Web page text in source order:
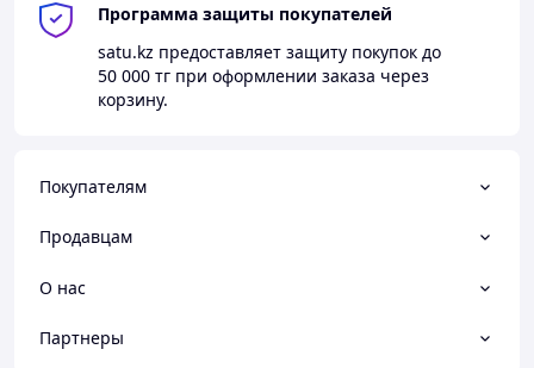
Программа защиты покупателей
satu.kz предоставляет защиту покупок до
50 000 тг при оформлении заказа через
корзину.
Покупателям
Продавцам
О нас
Партнеры